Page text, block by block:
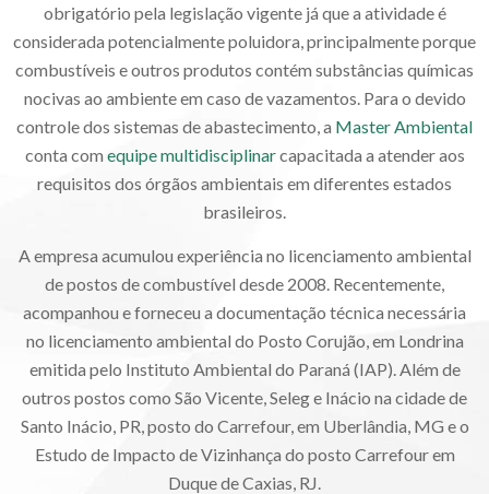
obrigatório pela legislação vigente já que a atividade é
considerada potencialmente poluidora, principalmente porque
combustíveis e outros produtos contém substâncias químicas
nocivas ao ambiente em caso de vazamentos. Para o devido
controle dos sistemas de abastecimento, a Master Ambiental
conta comequipe multidisciplinarcapacitada a atender aos
requisitos dos órgãos ambientais em diferentes estados
brasileiros.
A empresa acumulou experiência no licenciamento ambiental
de postos de combustível desde 2008. Recentemente,
acompanhou e forneceu a documentação técnica necessária
no licenciamento ambiental do Posto Corujão, em Londrina
emitida pelo Instituto Ambiental do Paraná (IAP). Além de
outros postos como São Vicente, Seleg e Inácio na cidade de
Santo Inácio, PR, posto do Carrefour, em Uberlândia, MG e o
Estudo de Impacto de Vizinhança do posto Carrefour em
Duque de Caxias, RJ.